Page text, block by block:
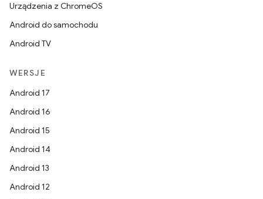
Urządzenia z ChromeOS
Android do samochodu
Android TV
WERSJE
Android 17
Android 16
Android 15
Android 14
Android 13
Android 12